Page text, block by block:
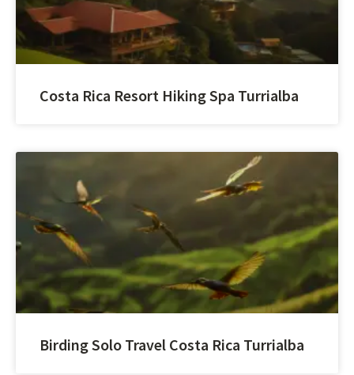
Costa Rica Resort Hiking Spa Turrialba
Birding Solo Travel Costa Rica Turrialba